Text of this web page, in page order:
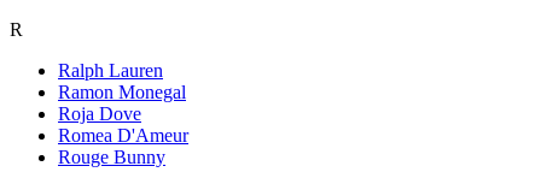
R
Ralph Lauren
Ramon Monegal
Roja Dove
Romea D'Ameur
Rouge Bunny